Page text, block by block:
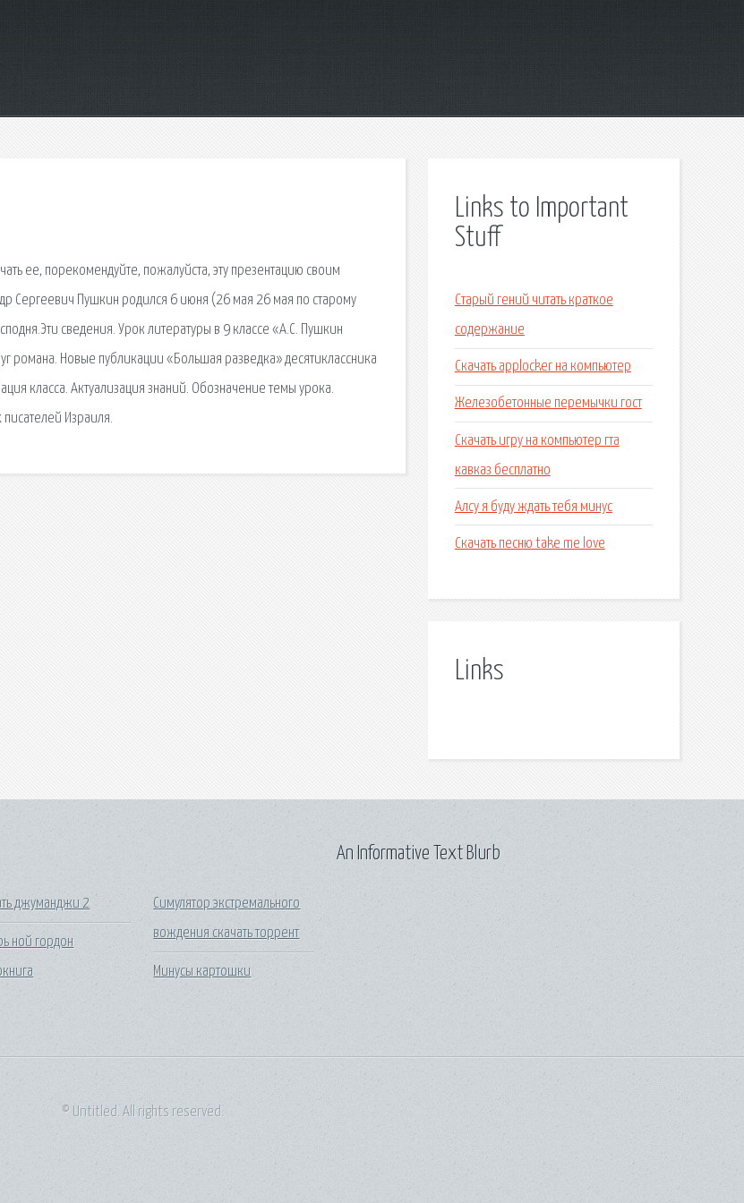
ее, порекомендуйте, пожалуйста, эту презентацию своим
Сергеевич Пушкин родился 6 июня (26 мая 26 мая по старому
сведения. Урок литературы в 9 классе «А.С. Пушкин
романа. Новые публикации «Большая разведка» десятиклассника
класса. Актуализация знаний. Обозначение темы урока.
Израиля.
Links to Important
Stuff
Старый гений читать краткое
содержание
Скачать applocker на компьютер
Железобетонные перемычки гост
Скачать игру на компьютер гта
кавказ бесплатно
Алсу я буду ждать тебя минус
Скачать песню take me love
Links
джуманджи 2
ной гордон
Симулятор экстремального
вождения скачать торрент
Минусы картошки
An Informative Text Blurb
© Untitled. All rights reserved.